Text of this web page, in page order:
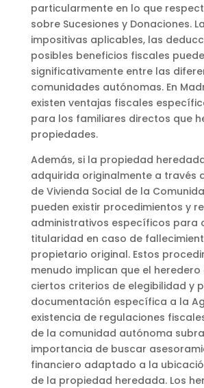
particularmente en lo que
sobre Sucesiones y Donaciones.
impositivas aplicables, las
posibles beneficios fiscales
significativamente entre las
comunidades autónomas. En
existen ventajas fiscales
para los familiares directos que
propiedades.
Además, si la propiedad
adquirida originalmente a través
de Vivienda Social de la
pueden existir procedimientos y
administrativos específicos para
titularidad en caso de
propietario original. Estos
menudo implican que el
ciertos criterios de elegibilidad y
documentación específica a la
existencia de regulaciones
de la comunidad autónoma
importancia de buscar
financiero adaptado a la
de la propiedad heredada. Los